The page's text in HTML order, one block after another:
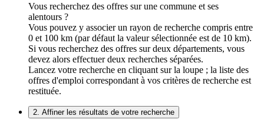
Vous recherchez des offres sur une commune et ses
alentours ?
Vous pouvez y associer un rayon de recherche compris entre
0 et 100 km (par défaut la valeur sélectionnée est de 10 km).
Si vous recherchez des offres sur deux départements, vous
devez alors effectuer deux recherches séparées.
Lancez votre recherche en cliquant sur la loupe ; la liste des
offres d'emploi correspondant à vos critères de recherche est
restituée.
2. Affiner les résultats de votre recherche